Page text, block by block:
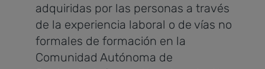
adquiridas por las personas a través
de la experiencia laboral o de vías no
formales de formación en la
Comunidad Autónoma de